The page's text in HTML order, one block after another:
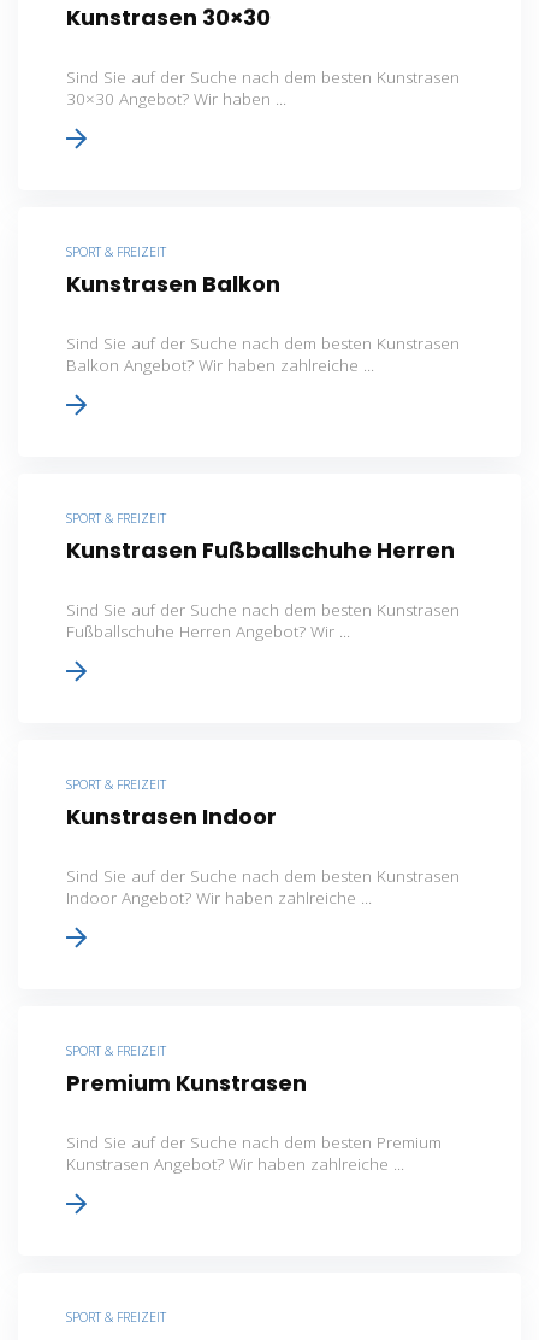
Kunstrasen 30×30
Sind Sie auf der Suche nach dem besten Kunstrasen
30×30 Angebot? Wir haben ...
SPORT & FREIZEIT
Kunstrasen Balkon
Sind Sie auf der Suche nach dem besten Kunstrasen
Balkon Angebot? Wir haben zahlreiche ...
SPORT & FREIZEIT
Kunstrasen Fußballschuhe Herren
Sind Sie auf der Suche nach dem besten Kunstrasen
Fußballschuhe Herren Angebot? Wir ...
SPORT & FREIZEIT
Kunstrasen Indoor
Sind Sie auf der Suche nach dem besten Kunstrasen
Indoor Angebot? Wir haben zahlreiche ...
SPORT & FREIZEIT
Premium Kunstrasen
Sind Sie auf der Suche nach dem besten Premium
Kunstrasen Angebot? Wir haben zahlreiche ...
SPORT & FREIZEIT